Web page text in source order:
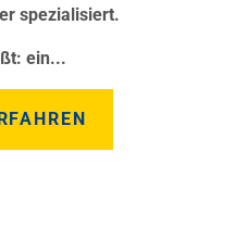
spezialisiert.
ein...